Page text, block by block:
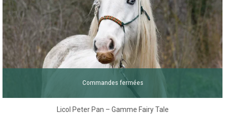
Commandes fermées
Licol Peter Pan – Gamme Fairy Tale